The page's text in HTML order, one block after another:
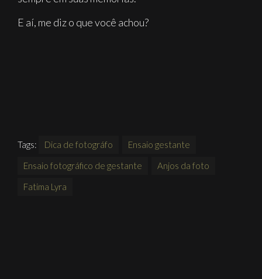
E aí, me diz o que você achou?
Tags: Dica de fotográfo
Ensaio gestante
Ensaio fotográfico de gestante
Anjos da foto
Fatima Lyra